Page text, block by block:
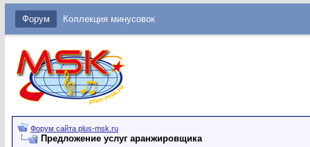
Форум Коллекция минусовок
Форум сайта plus-msk.ru
Предложение услуг аранжировщика